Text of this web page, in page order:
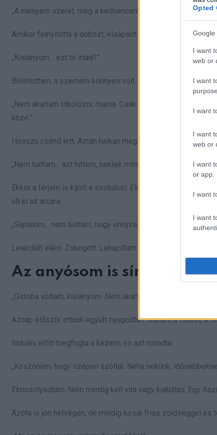
Opted
Google
I want
web or
I want
I want
I want
web or
I want
or app.
I want
I want
„A menyem szeret, még a kedvencemet is megfőzte!”
Amikor felnyitotta a dobozt, elsápadt. A papír kiesett a
„Kislányom… ezt te írtad?”
Bólintottam, a szemem könnyes volt.
„Nem akartam titkolózni, mama. Csak azt szerettem volna,
közé.”
Hosszú csend lett. Aztán halkan megszólalt:
„Nem tudtam… azt hittem, nektek mindenre futja. Ha láttam,
Ekkor a férjem is kijött a szobából. Elolvasta a cetlit,
ült ki az arcára.
„Sajnálom… nem tudtam, hogy ennyire nehéz.”
Letérdelt elém. Zokogott. Lehajoltam hozzá, és én is sírtam.
Az anyósom is sírva
„Ostoba voltam, kislányom. Nem akartalak bántani.
Aznap először ettünk együtt nyugodtan. Mesélt a faluról, a
Indulás előtt megfogta a kezem, és azt mondta:
„Köszönöm, hogy szépen szóltál. Néha nekünk,
Elmosolyodtam. Nem mindig kell vita vagy kiabálás. Egy
Azóta is jön hétvégén, de mindig kosár friss zöldséggel és